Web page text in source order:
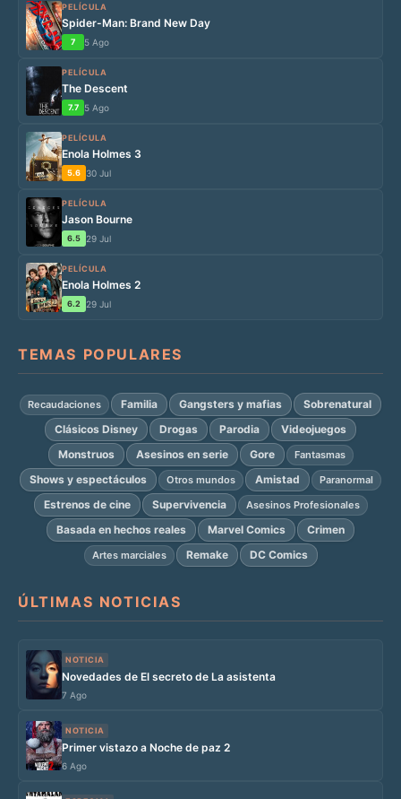
PELÍCULA
Spider-Man: Brand New Day
7 5 Ago
PELÍCULA
The Descent
7.7 5 Ago
PELÍCULA
Enola Holmes 3
5.6 30 Jul
PELÍCULA
Jason Bourne
6.5 29 Jul
PELÍCULA
Enola Holmes 2
6.2 29 Jul
TEMAS POPULARES
Recaudaciones Familia Gangsters y mafias
Sobrenatural
Clásicos Disney
Drogas Parodia
Videojuegos
Monstruos
Asesinos en serie Gore Fantasmas
Shows y espectáculos Otros mundos Amistad Paranormal
Estrenos de cine Supervivencia Asesinos Profesionales
Basada en hechos reales Marvel Comics Crimen
Artes marciales Remake DC Comics
ÚLTIMAS NOTICIAS
NOTICIA
Novedades de El secreto de La asistenta
7 Ago
NOTICIA
Primer vistazo a Noche de paz 2
6 Ago